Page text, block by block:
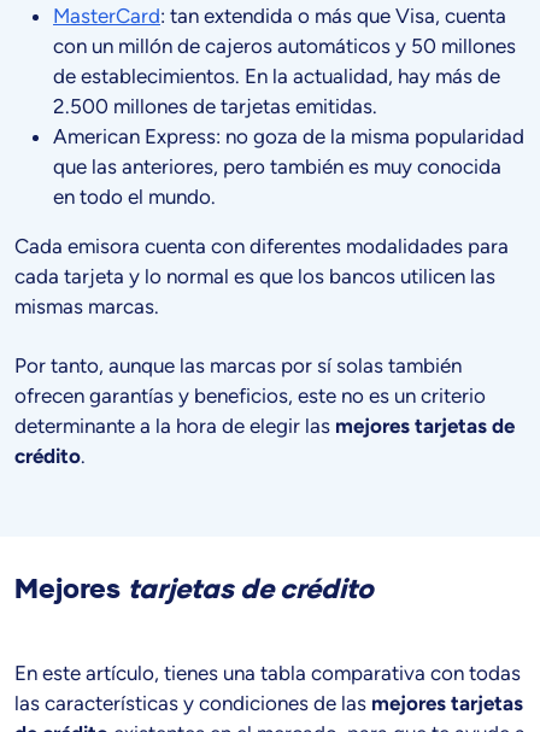
MasterCard: tan extendida o más que Visa, cuenta
con un millón de cajeros automáticos y 50 millones
de establecimientos. En la actualidad, hay más de
2.500 millones de tarjetas emitidas.
American Express: no goza de la misma popularidad
que las anteriores, pero también es muy conocida
en todo el mundo.
Cada emisora cuenta con diferentes modalidades para
cada tarjeta y lo normal es que los bancos utilicen las
mismas marcas.
Por tanto, aunque las marcas por sí solas también
ofrecen garantías y beneficios, este no es un criterio
determinante a la hora de elegir las mejores tarjetas de
crédito.
Mejores tarjetas de crédito
En este artículo, tienes una tabla comparativa con todas
las características y condiciones de las mejores tarjetas